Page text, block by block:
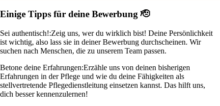
Einige Tipps für deine Bewerbung 🫡
Sei authentisch!:Zeig uns, wer du wirklich bist! Deine Persönlichkeit
ist wichtig, also lass sie in deiner Bewerbung durchscheinen. Wir
suchen nach Menschen, die zu unserem Team passen.
Betone deine Erfahrungen:Erzähle uns von deinen bisherigen
Erfahrungen in der Pflege und wie du deine Fähigkeiten als
stellvertretende Pflegedienstleitung einsetzen kannst. Das hilft uns,
dich besser kennenzulernen!